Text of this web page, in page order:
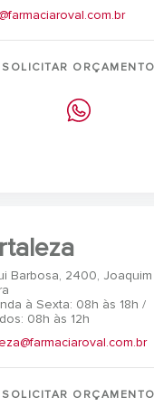
SOLICITAR ORÇAMENTO
Barbosa, 2400, Joaquim
à Sexta: 08h às 18h /
08h às 12h
SOLICITAR ORÇAMENTO